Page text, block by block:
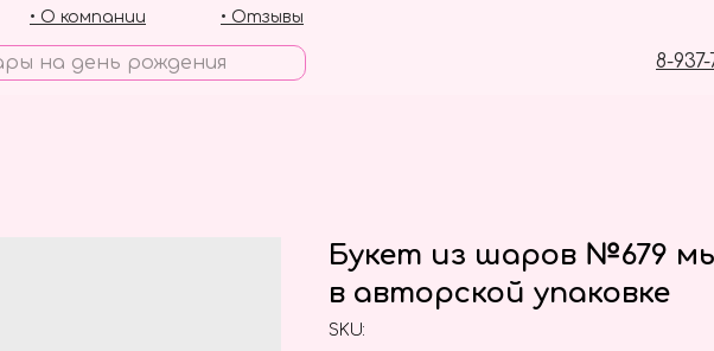
8-
• Отзывы
• О компании
Букет из шаров №679
в авторской упаковке
SKU: